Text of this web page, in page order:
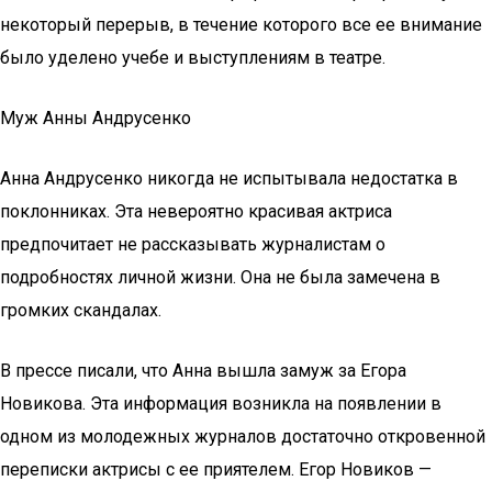
некоторый перерыв, в течение которого все ее внимание
было уделено учебе и выступлениям в театре.
Муж Анны Андрусенко
Анна Андрусенко никогда не испытывала недостатка в
поклонниках. Эта невероятно красивая актриса
предпочитает не рассказывать журналистам о
подробностях личной жизни. Она не была замечена в
громких скандалах.
В прессе писали, что Анна вышла замуж за Егора
Новикова. Эта информация возникла на появлении в
одном из молодежных журналов достаточно откровенной
переписки актрисы с ее приятелем. Егор Новиков —